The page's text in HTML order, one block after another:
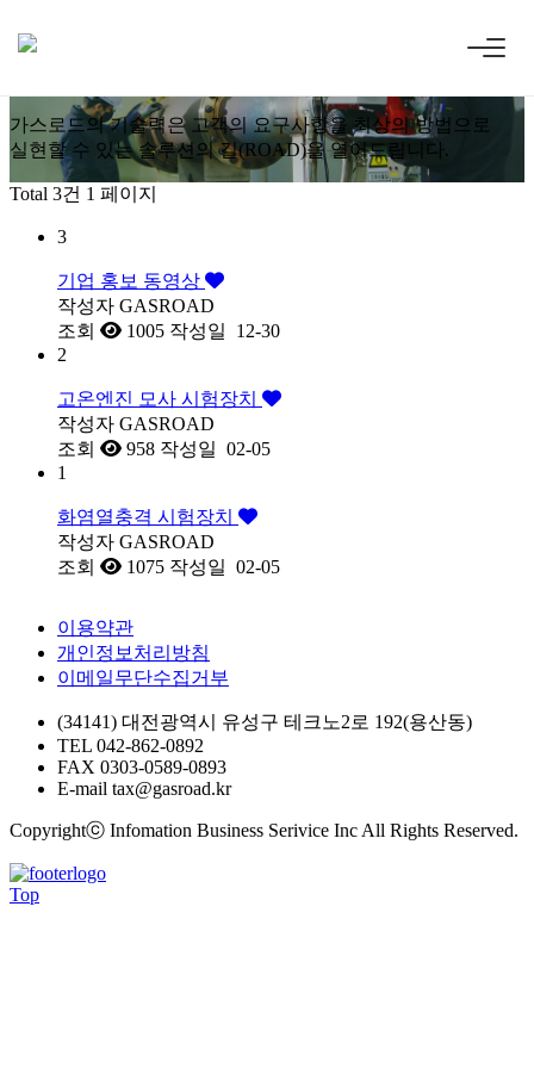
홍
가스 로 드의 기술력은 고객의 요구사항을 최상의 방법 으 로
실현 할 수 있는 솔루션 의 길(ROAD)을 열 어드립 니 다.
Total 3건 1 페이지
3
기업 홍보 동영상
작성자 GASROAD
조회
1005 작성일
12-30
2
고온엔진 모사 시험장치
작성자 GASROAD
조회
958 작성일 02-05
1
화염열충격 시험장치
작성자 GASROAD
조회
1075 작성일 02-05
이용약관
개인정보처리방침
이메일무단수집거부
(34141) 대전광역시 유성구 테크노2로 192(용산동)
TEL 042-862-0892
FAX 0303-0589-0893
E-mail tax@gasroad.kr
Copyrightⓒ Infomation Business Serivice Inc All Rights Reserved.
Top